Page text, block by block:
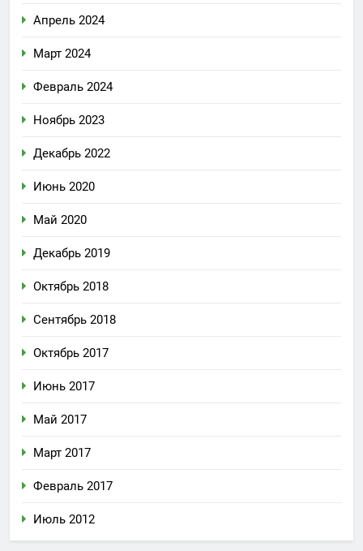
Апрель 2024
Март 2024
Февраль 2024
Ноябрь 2023
Декабрь 2022
Июнь 2020
Май 2020
Декабрь 2019
Октябрь 2018
Сентябрь 2018
Октябрь 2017
Июнь 2017
Май 2017
Март 2017
Февраль 2017
Июль 2012